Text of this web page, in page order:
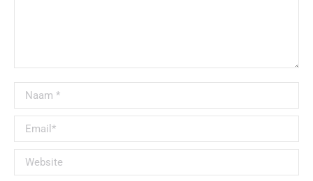
Naam *
Email *
Website